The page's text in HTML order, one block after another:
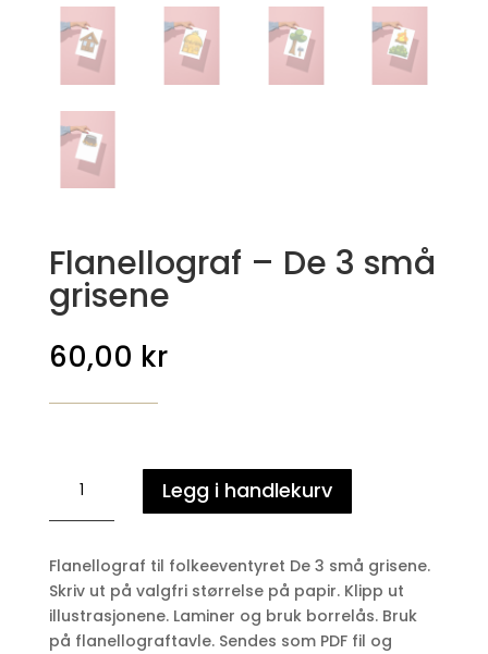
Flanellograf – De 3 små
grisene
60,00 kr
Flanellograf
De
små
grisene
antall
Legg i handlekurv
Flanellograf til folkeeventyret De 3 små grisene.
Skriv ut på valgfri størrelse på papir. Klipp ut
illustrasjonene. Laminer og bruk borrelås. Bruk
på flanellograftavle. Sendes som PDF fil og